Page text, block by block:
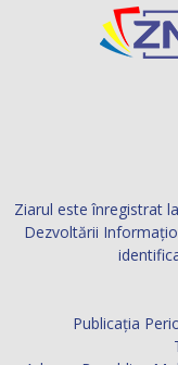
Ziarul este înregistrat
Dezvoltării
Publicația